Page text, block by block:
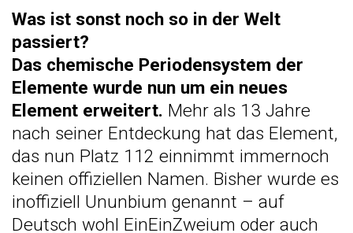
Was ist sonst noch so in der Welt
passiert?
Das chemische Periodensystem der
Elemente wurde nun um ein neues
Element erweitert. Mehr als 13 Jahre
nach seiner Entdeckung hat das Element,
das nun Platz 112 einnimmt immernoch
keinen offiziellen Namen. Bisher wurde es
inoffiziell Ununbium genannt – auf
Deutsch wohl EinEinZweium oder auch